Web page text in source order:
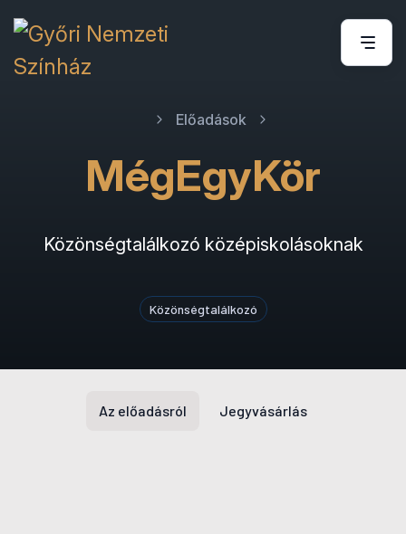
Előadások
MégEgyKör
Közönségtalálkozó középiskolásoknak
Közönségtalálkozó
Az előadásról Jegyvásárlás